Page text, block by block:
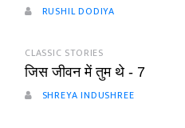
RUSHIL DODIYA
CLASSIC STORIES
जिस जीवन में तुम थे - 7
SHREYA INDUSHREE